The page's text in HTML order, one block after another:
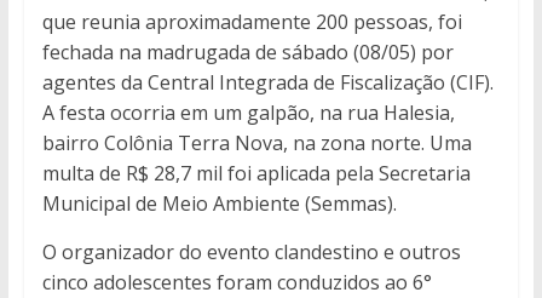
que reunia aproximadamente 200 pessoas, foi
fechada na madrugada de sábado (08/05) por
agentes da Central Integrada de Fiscalização (CIF).
A festa ocorria em um galpão, na rua Halesia,
bairro Colônia Terra Nova, na zona norte. Uma
multa de R$ 28,7 mil foi aplicada pela Secretaria
Municipal de Meio Ambiente (Semmas).
O organizador do evento clandestino e outros
cinco adolescentes foram conduzidos ao 6°